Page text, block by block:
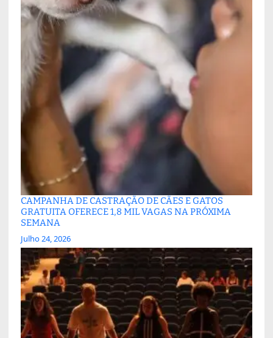
CAMPANHA DE CASTRAÇÃO DE CÃES E GATOS
GRATUITA OFERECE 1,8 MIL VAGAS NA PRÓXIMA
SEMANA
Julho 24, 2026